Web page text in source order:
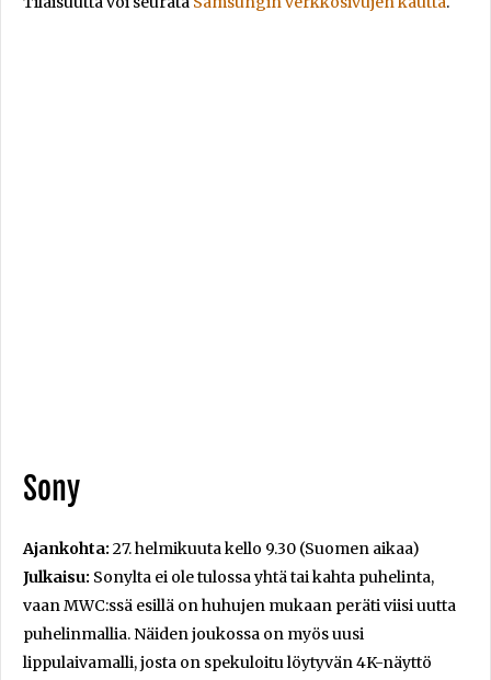
Sony
Ajankohta: 27. helmikuuta kello 9.30 (Suomen aikaa)
Julkaisu: Sonylta ei ole tulossa yhtä tai kahta puhelinta,
vaan MWC:ssä esillä on huhujen mukaan peräti viisi uutta
puhelinmallia. Näiden joukossa on myös uusi
lippulaivamalli, josta on spekuloitu löytyvän 4K-näyttö